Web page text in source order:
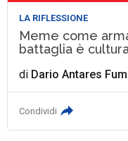
LA RIFLESSIONE
Meme come
battaglia è
di Dario Antares
Condividi